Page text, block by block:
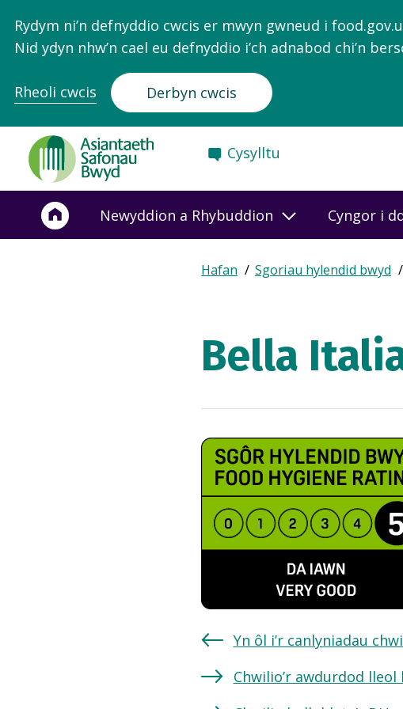
Rydym ni’n defnyddio cwcis er mwyn gwneud i
Nid ydyn nhw’n cael eu defnyddio i’ch adnabod chi’n
Rheoli cwcis Derbyn cwcis
Food
Standards
Agency
Frontpage
Cysylltu
Newyddion a Rhybuddion Cyngor i
Breadcrumb
Expand
breadcrumb
Hafan Sgoriau hylendid bwyd
Bella
Yn ôl i’r canlyniadau
Chwilio’r awdurdod lleol